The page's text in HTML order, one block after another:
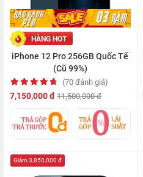
HÀNG HOT
iPhone 12 Pro 256GB Quốc Tế
(Cũ 99%)
(70 đánh giá)
7,150,000 đ 11,500,000 đ
Giảm 3,850,000 đ